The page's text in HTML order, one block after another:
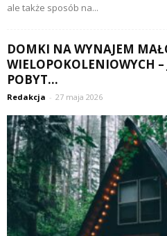
ale także sposób na...
DOMKI NA WYNAJEM
WIELOPOKOLENIOWYCH
POBYT...
Redakcja - 27 maja 2026